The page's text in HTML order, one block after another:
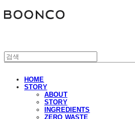
HOME
STORY
ABOUT
STORY
INGREDIENTS
ZERO WASTE